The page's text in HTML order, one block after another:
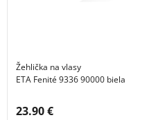
Žehlička na vlasy
ETA Fenité 9336 90000 biela
Cena s DPH:
23.90 €